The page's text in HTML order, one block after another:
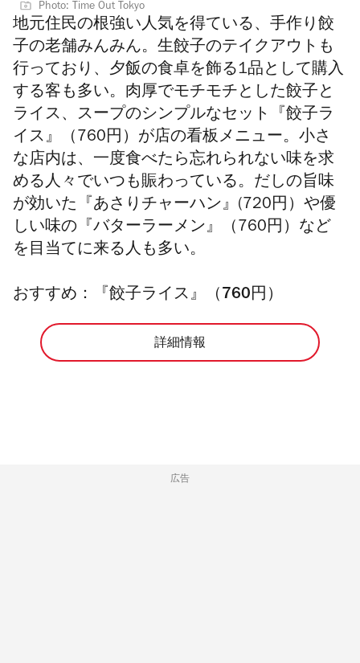
Photo: Time Out Tokyo
地元住民の根強い人気を得ている、手作り餃
子の老舗みんみん。生餃子のテイクアウトも
行っており、夕飯の食卓を飾る1品として購入
する客も多い。肉厚でモチモチとした餃子と
ライス、スープのシンプルなセット『餃子ラ
イス』（760円）が店の看板メニュー。 小さ
な店内は、 一度食べたら忘れられない味を求
める人々でいつも賑わっている 。だしの旨味
が効いた『あさりチャーハン』(720円）や優
しい味の『バターラーメン』（760円）など
を目当てに来る人も多い。
おすすめ：『餃子ライス』（760円）
詳細情報
広告